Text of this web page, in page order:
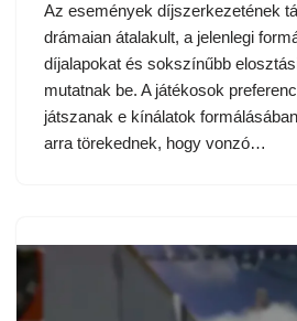
Az események díjszerkezetének
drámaian átalakult, a jelenlegi
díjalapokat és sokszínűbb
mutatnak be. A játékosok
játszanak e kínálatok
arra törekednek, hogy vonzó…